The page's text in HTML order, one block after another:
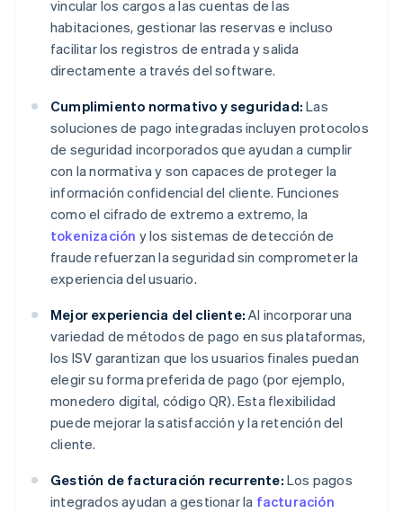
vincular los cargos a las cuentas de las
habitaciones, gestionar las reservas e incluso
facilitar los registros de entrada y salida
directamente a través del software.
Cumplimiento normativo y seguridad: Las
soluciones de pago integradas incluyen protocolos
de seguridad incorporados que ayudan a cumplir
con la normativa y son capaces de proteger la
información confidencial del cliente. Funciones
como el cifrado de extremo a extremo, la
tokenización y los sistemas de detección de
fraude refuerzan la seguridad sin comprometer la
experiencia del usuario.
Mejor experiencia del cliente: Al incorporar una
variedad de métodos de pago en sus plataformas,
los ISV garantizan que los usuarios finales puedan
elegir su forma preferida de pago (por ejemplo,
monedero digital, código QR). Esta flexibilidad
puede mejorar la satisfacción y la retención del
cliente.
Gestión de facturación recurrente: Los pagos
integrados ayudan a gestionar la facturación